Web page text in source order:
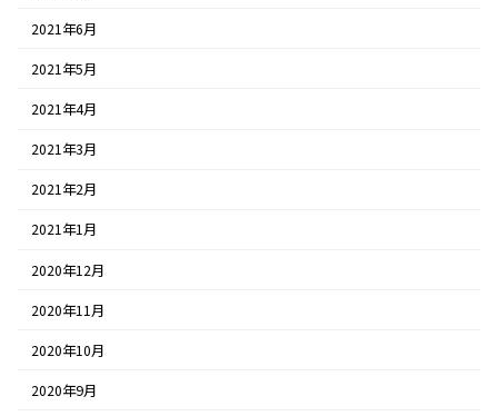
2021年6月
2021年5月
2021年4月
2021年3月
2021年2月
2021年1月
2020年12月
2020年11月
2020年10月
2020年9月